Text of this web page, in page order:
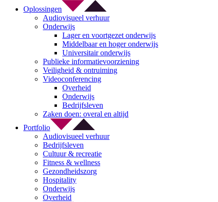
Oplossingen
Audiovisueel verhuur
Onderwijs
Lager en voortgezet onderwijs
Middelbaar en hoger onderwijs
Universitair onderwijs
Publieke informatievoorziening
Veiligheid & ontruiming
Videoconferencing
Overheid
Onderwijs
Bedrijfsleven
Zaken doen: overal en altijd
Portfolio
Audiovisueel verhuur
Bedrijfsleven
Cultuur & recreatie
Fitness & wellness
Gezondheidszorg
Hospitality
Onderwijs
Overheid